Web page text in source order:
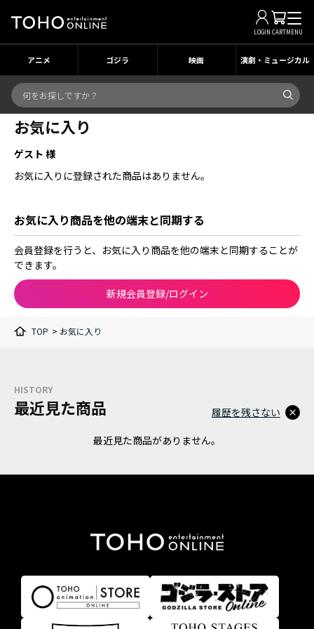
LOGIN CARTMENU
アニメ ゴジラ 映画 演劇・ミュージカル
お気に入り
ゲスト 様
お気に入りに登録された商品はありません。
お気に入り商品を他の端末と同期する
会員登録を行うと、お気に入り商品を他の端末と同期することが
できます。
新規会員登録/ログイン
TOP > お気に入り
HISTORY
最近見た商品
最近見た商品がありません。
履歴を残さない